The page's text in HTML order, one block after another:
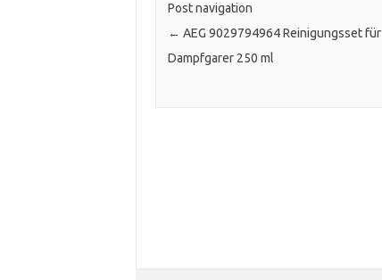
Post navigation
← AEG 9029794964 Reinigungsset für
Dampfgarer 250 ml